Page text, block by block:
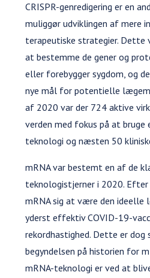
CRISPR-genredigering er en
muliggør udviklingen af mere
terapeutiske strategier.
at bestemme de gener og
eller forebygger sygdom, og
nye mål for potentielle
af 2020 var der 724 aktive
verden med fokus på at bruge
teknologi og næsten 50
mRNA var bestemt en af de
teknologistjerner i 2020.
mRNA sig at være den ideelle
yderst effektiv COVID-19-
rekordhastighed. Dette er dog
begyndelsen på historien for
mRNA-teknologi er ved at